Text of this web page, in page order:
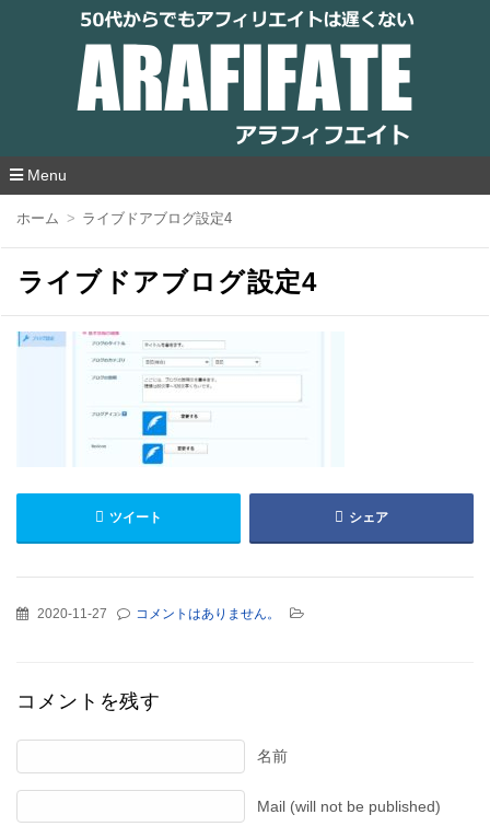
アラフィフエイト｜ 50代からでもアフィリ
エイトは遅くない
Menu
移
ホーム ライブドアブログ設定4
ライブドアブログ設定4
ツイート シェア
2020-11-27 コメントはありません。
コメントを残す
名前
Mail (will not be published)